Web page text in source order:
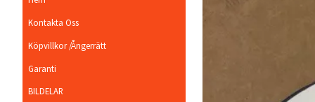
Kontakta Oss
Köpvillkor /Ångerrätt
Garanti
BILDELAR